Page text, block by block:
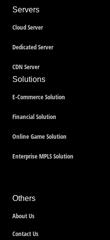
Servers
Cloud Server
Dedicated Server
CDN Server
Solutions
E-Commerce Solution
Financial Solution
Online Game Solution
Enterprise MPLS Solution
Others
About Us
Contact Us